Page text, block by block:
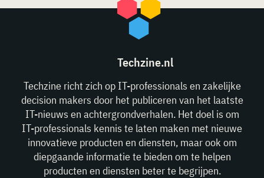
Techzine.nl
Techzine richt zich op IT-professionals en zakelijke
decision makers door het publiceren van het laatste
IT-nieuws en achtergrondverhalen. Het doel is om
IT-professionals kennis te laten maken met nieuwe
innovatieve producten en diensten, maar ook om
diepgaande informatie te bieden om te helpen
producten en diensten beter te begrijpen.